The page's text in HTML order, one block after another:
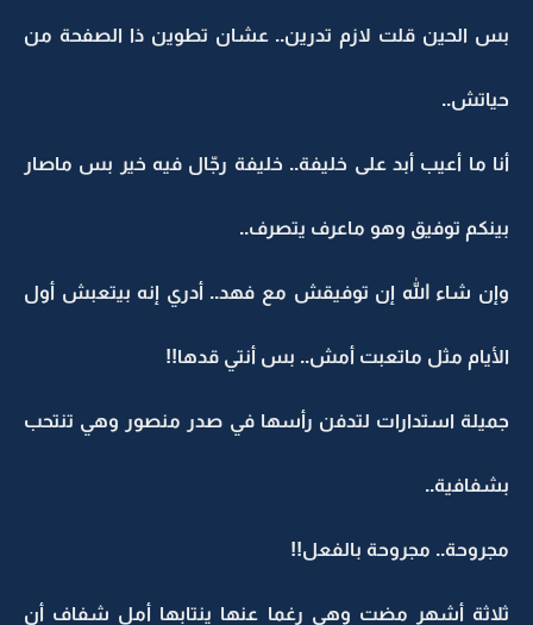
بس الحين قلت لازم تدرين.. عشان تطوين ذا الصفحة من
حياتش..
أنا ما أعيب أبد على خليفة.. خليفة رجّال فيه خير بس ماصار
بينكم توفيق وهو ماعرف يتصرف..
وإن شاء الله إن توفيقش مع فهد.. أدري إنه بيتعبش أول
الأيام مثل ماتعبت أمش.. بس أنتي قدها!!
جميلة استدارات لتدفن رأسها في صدر منصور وهي تنتحب
بشفافية..
مجروحة.. مجروحة بالفعل!!
ثلاثة أشهر مضت وهي رغما عنها ينتابها أمل شفاف أن